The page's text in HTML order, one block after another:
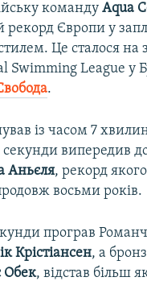
команду Aqua
рекорд Європи у
Це сталося на
Swimming League у
.
із часом 7
секунди випередив
Аньєля, рекорд
восьми років.
програв
Крістіансен, а
Обек, відстав більш